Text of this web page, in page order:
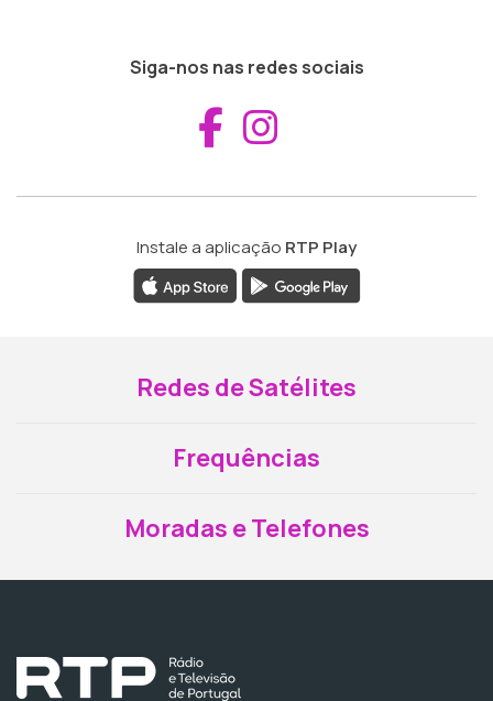
Siga-nos nas redes sociais
Aceder ao
Instale a aplicação RTP Play
Redes de Satélites
Frequências
Moradas e Telefones